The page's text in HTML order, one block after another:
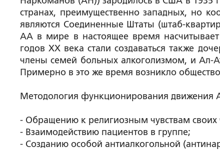
странах, преимущественно западных, но
являются Соединенные Штаты (штаб-
АА в мире в настоящее время
годов XX века стали создаваться также
члены семей больных алкоголизмом, и Ал-
Примерно в это же время возникло
Методология функционирования движения
- Обращению к религиозным чувствам своих
- Взаимодействию пациентов в группе;
- Созданию особой антиалкогольной